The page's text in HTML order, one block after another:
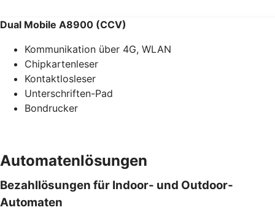
Dual Mobile A8900 (CCV)
Kommunikation über 4G, WLAN
Chipkartenleser
Kontaktlosleser
Unterschriften-Pad
Bondrucker
Automatenlösungen
Bezahllösungen für Indoor- und Outdoor-
Automaten